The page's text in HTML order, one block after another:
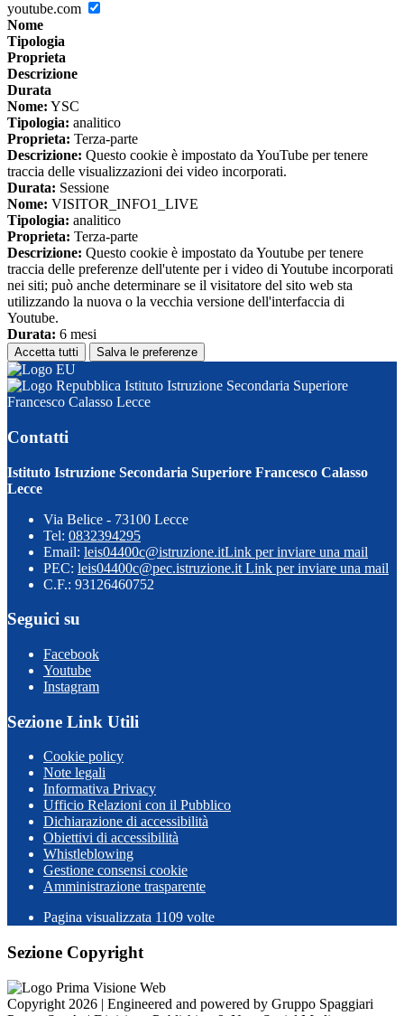
youtube.com
Nome
Tipologia
Proprieta
Descrizione
Durata
Nome: YSC
Tipologia: analitico
Proprieta: Terza-parte
Descrizione: Questo cookie è impostato da YouTube per tenere
traccia delle visualizzazioni dei video incorporati.
Durata: Sessione
Nome: VISITOR_INFO1_LIVE
Tipologia: analitico
Proprieta: Terza-parte
Descrizione: Questo cookie è impostato da Youtube per tenere
traccia delle preferenze dell'utente per i video di Youtube incorporati
nei siti; può anche determinare se il visitatore del sito web sta
utilizzando la nuova o la vecchia versione dell'interfaccia di
Youtube.
Durata: 6 mesi
Accetta tutti Salva le preferenze
Istituto Istruzione Secondaria Superiore
Francesco Calasso Lecce
Contatti
Istituto Istruzione Secondaria Superiore Francesco Calasso
Lecce
Via Belice - 73100 Lecce
Tel: 0832394295
Email: leis04400c@istruzione.itLink per inviare una mail
PEC: leis04400c@pec.istruzione.it Link per inviare una mail
C.F.: 93126460752
Seguici su
Facebook
Youtube
Instagram
Sezione Link Utili
Cookie policy
Note legali
Informativa Privacy
Ufficio Relazioni con il Pubblico
Dichiarazione di accessibilità
Obiettivi di accessibilità
Whistleblowing
Gestione consensi cookie
Amministrazione trasparente
Pagina visualizzata 1109 volte
Sezione Copyright
Copyright 2026 | Engineered and powered by Gruppo Spaggiari